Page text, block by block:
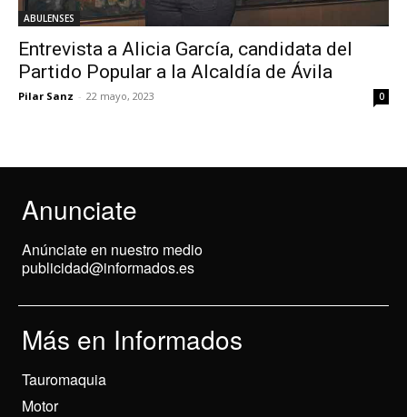
ABULENSES
Entrevista a Alicia García, candidata del
Partido Popular a la Alcaldía de Ávila
Pilar Sanz - 22 mayo, 2023 0
Anunciate
Anúnciate en nuestro medio
publicidad@informados.es
Más en Informados
Tauromaquia
Motor